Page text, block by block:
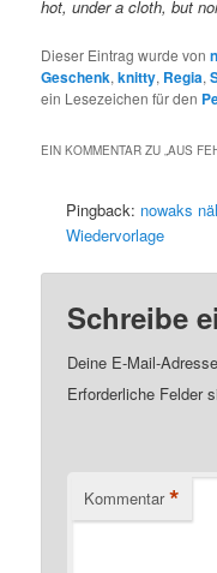
hot, under a cloth, but
Dieser Eintrag wurde von
Geschenk,knitty, Regia,
ein Lesezeichen für den
EIN KOMMENTAR ZU „AUS
Pingback: nowaks
Wiedervorlage
Schreibe
Deine E-Mail-
Erforderliche Felder
Kommentar *